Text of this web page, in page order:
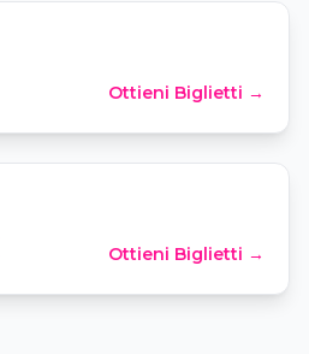
Ottieni Biglietti →
Ottieni Biglietti →